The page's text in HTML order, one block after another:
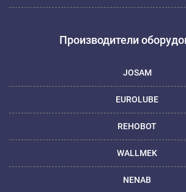
Производители
JOSAM
EUROLUBE
REHOBOT
WALLMEK
NENAB